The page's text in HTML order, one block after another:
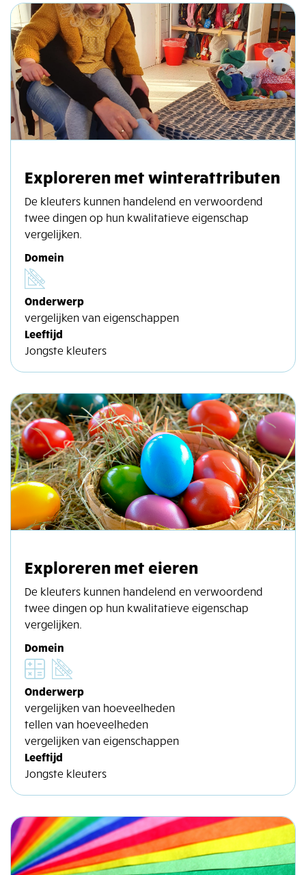
Exploreren met winterattributen
De kleuters kunnen handelend en verwoordend
twee dingen op hun kwalitatieve eigenschap
vergelijken.
Domein
Onderwerp
vergelijken van eigenschappen
Leeftijd
Jongste kleuters
Exploreren met eieren
De kleuters kunnen handelend en verwoordend
twee dingen op hun kwalitatieve eigenschap
vergelijken.
Domein
Onderwerp
vergelijken van hoeveelheden
tellen van hoeveelheden
vergelijken van eigenschappen
Leeftijd
Jongste kleuters